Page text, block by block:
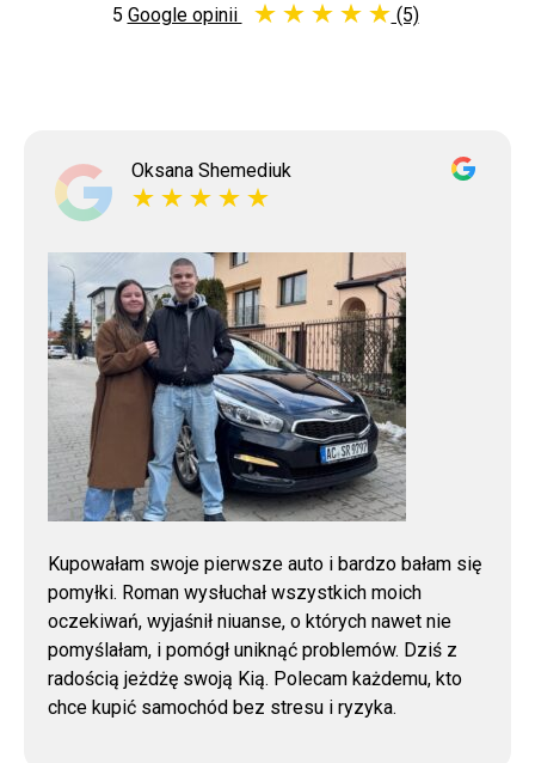
5 Google opinii (5)
Oksana Shemediuk
Kupowałam swoje pierwsze auto i bardzo bałam się
pomyłki. Roman wysłuchał wszystkich moich
oczekiwań, wyjaśnił niuanse, o których nawet nie
pomyślałam, i pomógł uniknąć problemów. Dziś z
radością jeżdżę swoją Kią. Polecam każdemu, kto
chce kupić samochód bez stresu i ryzyka.